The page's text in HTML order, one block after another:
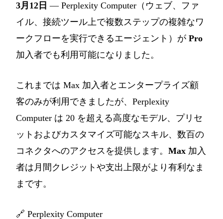
3月12日 — Perplexity Computer（ウェブ、ファ
イル、接続ツール上で複数ステップの複雑なワ
ークフローを実行できるエージェント）が Pro
加入者でも利用可能になりました。
これまでは Max 加入者とエンタープライズ顧
客のみが利用できましたが、Perplexity
Computer は 20 を超える高度なモデル、プリセ
ットおよびカスタマイズ可能なスキル、数百の
コネクタへのアクセスを提供します。 Max 加入
者は月間クレジットや支出上限がより有利なま
まです。
🔗 Perplexity Computer